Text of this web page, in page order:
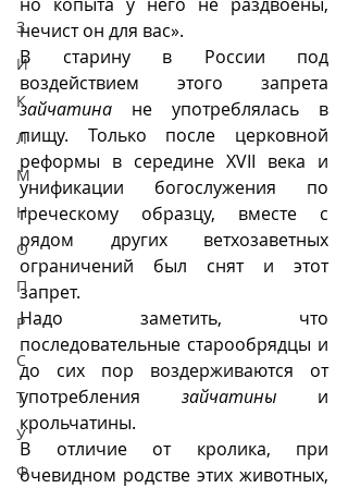
З
И
К
Л
М
Н
О
П
Р
С
Т
У
Ф
нечист он для вас».
В старину в России под
зайчатина не употреблялась в
пищу. Только после церковной
реформы в середине XVII века и
унификации богослужения по
греческому образцу, вместе с
рядом других ветхозаветных
ограничений был снят и этот
запрет.
Надо заметить, что
последовательные старообрядцы и
до сих пор воздерживаются от
употребления зайчатины и
крольчатины.
В отличие от кролика, при
очевидном родстве этих животных,